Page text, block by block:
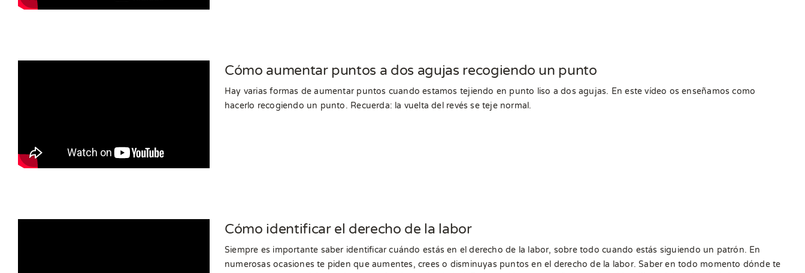
Cómo aumentar puntos a dos agujas recogiendo un punto
Hay varias formas de aumentar puntos cuando estamos tejiendo en punto liso a dos agujas. En este vídeo os enseñamos como
hacerlo recogiendo un punto. Recuerda: la vuelta del revés se teje normal.
Cómo identificar el derecho de la labor
Siempre es importante saber identificar cuándo estás en el derecho de la labor, sobre todo cuando estás siguiendo un patrón. En
numerosas ocasiones te piden que aumentes, crees o disminuyas puntos en el derecho de la labor. Saber en todo momento dónde te